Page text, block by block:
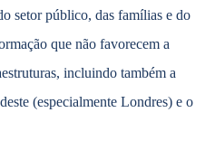
setor público, das famílias e do
que não favorecem a
incluindo também a
(especialmente Londres) e o